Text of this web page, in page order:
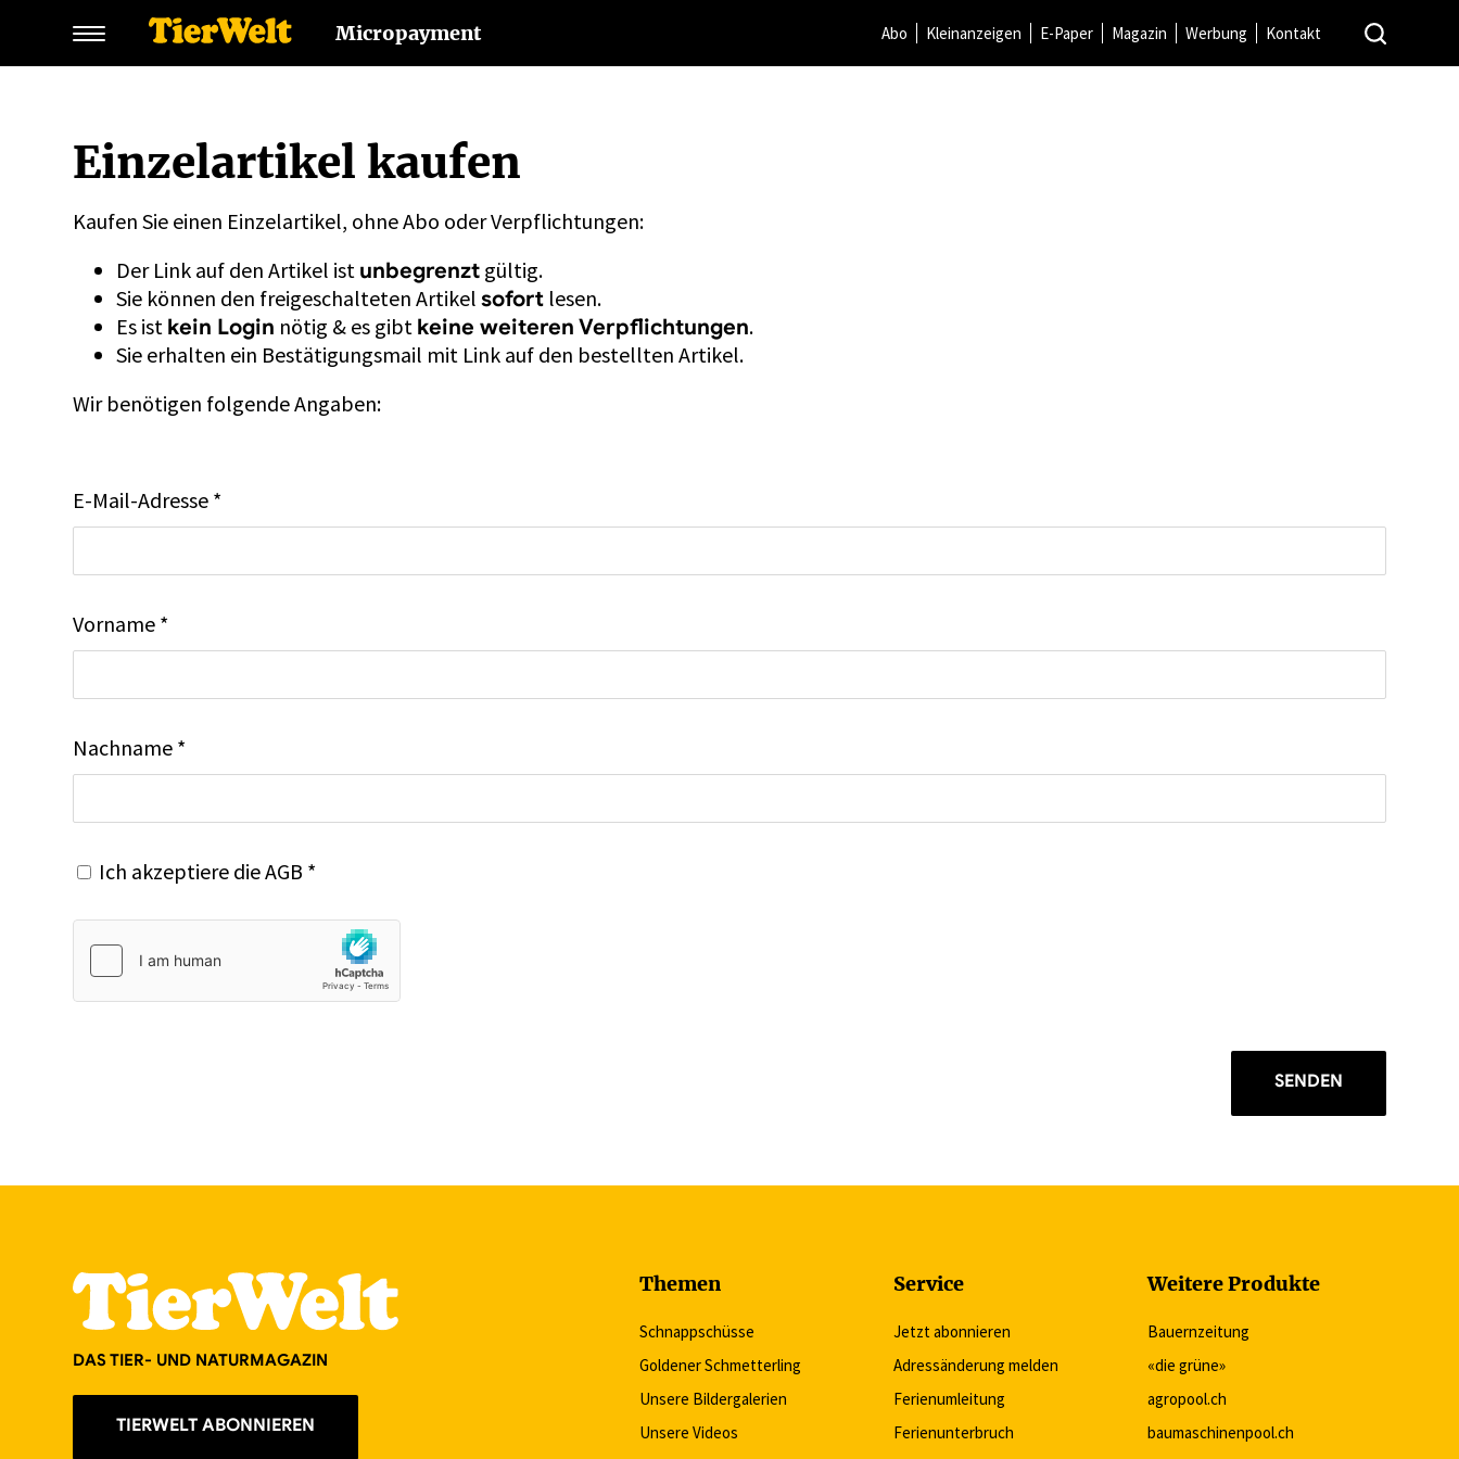
Micropayment Abo Kleinanzeigen E-Paper Magazin Werbung Kontakt
Einzelartikel kaufen
Kaufen Sie einen Einzelartikel, ohne Abo oder Verpflichtungen:
Der Link auf den Artikel ist unbegrenzt gültig.
Sie können den freigeschalteten Artikelsofort lesen.
Es ist kein Login nötig & es gibt keine weiteren Verpflichtungen.
Sie erhalten ein Bestätigungsmail mit Link auf den bestellten Artikel.
Wir benötigen folgende Angaben:
E-Mail-Adresse *
Vorname *
Nachname *
Ich akzeptiere dieAGB *
SENDEN
DAS TIER- UND NATURMAGAZIN
TIERWELT ABONNIEREN
Themen
Schnappschüsse
Goldener Schmetterling
Unsere Bildergalerien
Unsere Videos
Service
Jetzt abonnieren
Adressänderung melden
Ferienumleitung
Ferienunterbruch
Weitere Produkte
Bauernzeitung
«die grüne»
agropool.ch
baumaschinenpool.ch